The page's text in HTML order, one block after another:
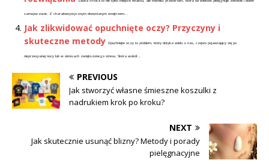
samopoczucie. Z charakterystycznym drewnianym wnętrzem...
Jak zlikwidować opuchnięte oczy? Przyczyny i
skuteczne metody Opuchnięte oczy to problem, który dotyka wielu z nas, często pojawiający się po
nieprzespanej nocy lub w okresach zwiększonego stresu. Skóra wokół...
PREVIOUS
Jak stworzyć własne śmieszne koszulki z
nadrukiem krok po kroku?
NEXT
Jak skutecznie usunąć blizny? Metody i porady
pielęgnacyjne